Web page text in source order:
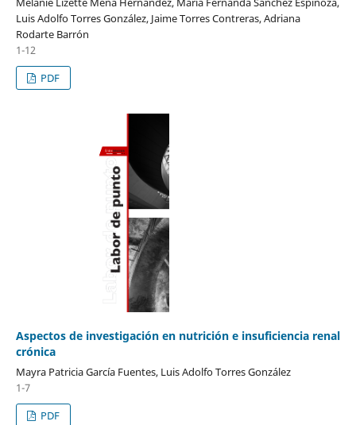
Luis Adolfo Torres González, Jaime Torres Contreras, Adriana
Rodarte Barrón
1-12
PDF
Aspectos de investigación en nutrición e insuficiencia renal
crónica
Mayra Patricia García Fuentes, Luis Adolfo Torres González
1-7
PDF